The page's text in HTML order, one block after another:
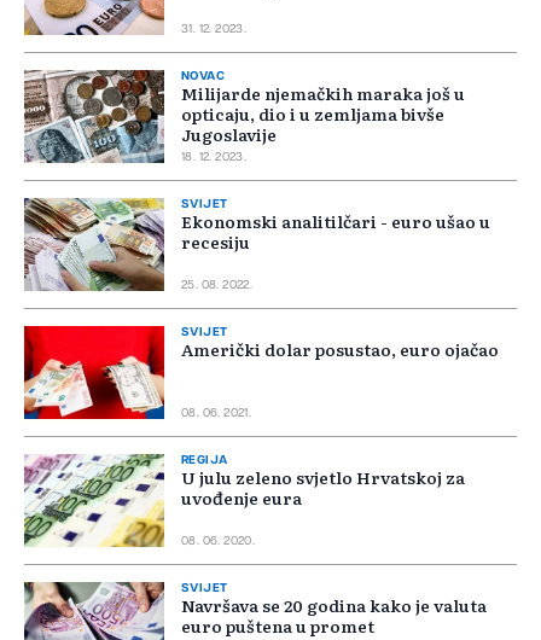
31. 12. 2023.
NOVAC
Milijarde njemačkih maraka još u
opticaju, dio i u zemljama bivše
Jugoslavije
18. 12. 2023.
SVIJET
Ekonomski analitilčari - euro ušao u
recesiju
25. 08. 2022.
SVIJET
Američki dolar posustao, euro ojačao
08. 06. 2021.
REGIJA
U julu zeleno svjetlo Hrvatskoj za
uvođenje eura
08. 06. 2020.
SVIJET
Navršava se 20 godina kako je valuta
euro puštena u promet